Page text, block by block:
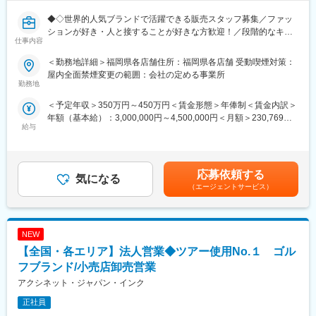
ができる点も好評いただいております！
他店舗とのコミュニケーションの機会も多く社員間の交流もしや
変更の範囲：会社の定める業務
■店舗構成：店舗によって異なりますが、10代～60代までの幅広
い世代が活躍中です。
ンバーでチームワークを発揮して達成に向けて
どうすれば良いかを考えていただきます。
■キャリアパス：
キャリアパス:ストアスタッフからスタートし、サブストアマネー
（バイヤー・VMD・人事など）に挑戦できるチャンスがありま
す！
実際に弊社ではスタッフスタートの方が多く、現在エリアマネー
いております。
■魅力点について
新しい試みに積極的な企業風土があり、上記の通りご本人様次第
仕事内容
◆◇世界的人気ブランドで活躍できる販売スタッフ募集／ファッ
ションが好き・人と接することが好きな方歓迎！／段階的なキャ
浅めでも安心の教育体制／福利厚生充実で長く働ける環境◇◆
店舗にて、接客を中心とした店舗運営に幅広く携わっていただき
ます。ブランドの魅力をお客様に伝えながら、ファンづくりに貢
・売場づくりやディスプレイの調整
・スタッフ教育やチームサポート
・店舗イベントの企画・運営（状況に応じて）
■接客スタイル：
います。会話を通じて信頼関係を築きながら、その方に最適な商
品をご提案していただきます。
「またあなたから買いたい」と思っていただけるような接客を目
指せるのが魅力です。
■店舗環境：
勤務地
＜勤務地詳細＞福岡県各店舗住所：福岡県各店舗 受動喫煙対策：
屋内全面禁煙変更の範囲：会社の定める事業所
給与
＜予定年収＞350万円～450万円＜賃金形態＞年俸制＜賃金内訳＞
年額（基本給）：3,000,000円～4,500,000円＜月額＞230,769円
目安の金額であり、選考を通じて上下する可能性があります。月
給(月額)は固定手当を含めた表記です。
気になる 応募依頼する
（エージェントサービス）
NEW
【全国・各エリア】法人営業◆ツアー使用No.１ ゴル
フブランド/小売店卸売営業
アクシネット・ジャパン・インク
正社員